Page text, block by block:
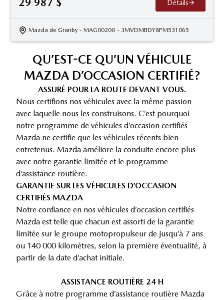
Détails
Mazda de Granby - MAG00200 - 3MVDMBDY8PM531065
QU’EST-CE QU’UN VÉHICULE
MAZDA D’OCCASION CERTIFIÉ?
ASSURÉ POUR LA ROUTE DEVANT VOUS.
Nous certifions nos véhicules avec la même passion
avec laquelle nous les construisons. C’est pourquoi
notre programme de véhicules d’occasion certifiés
Mazda ne certifie que les véhicules récents bien
entretenus. Mazda améliore la conduite encore plus
avec notre garantie limitée et le programme
d’assistance routière.
GARANTIE SUR LES VÉHICULES D’OCCASION
CERTIFIÉS MAZDA
Notre confiance en nos véhicules d’occasion certifiés
Mazda est telle que chacun est assorti de la garantie
limitée sur le groupe motopropulseur de jusqu’à 7 ans
ou 140 000 kilomètres, selon la première éventualité, à
partir de la date d’achat initiale.
ASSISTANCE ROUTIÈRE 24 H
Grâce à notre programme d’assistance routière Mazda